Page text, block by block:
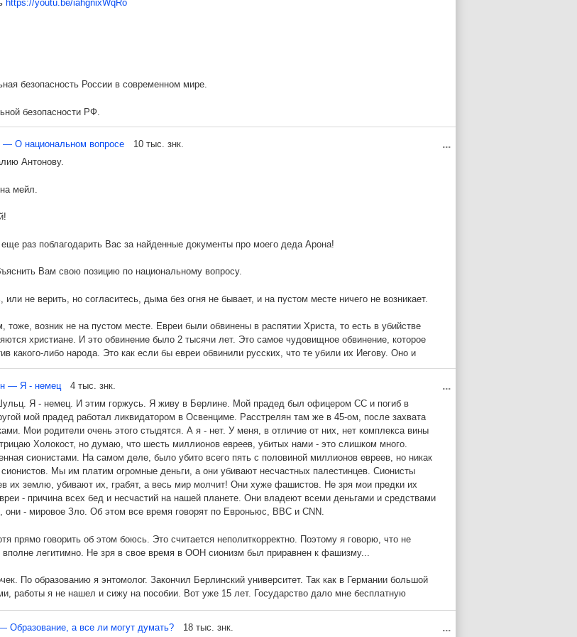
фотонов будет .
фотонов будет .
в эффекте Физо пропорциональны разности скоростей фотонов между скоростью света ,
в относительных величинах
эффекта Физо примет вид:
https://youtu.be/iahgnixWqRo
безопасность России в современном мире.
безопасности РФ.
в Российской Федерации».
в мире.
революциями из-за рубежа.
образования.
образования?
«Бесогон».
Сейчас узнаете.
национальной безопасности РФ является “современное” образование.
с большинством доктрин национальной безопасности РФ? Конкретно одна из очень важных
в России, в основном молодёжь, становятся управляемыми по указке с Запада и в интересах
для потери суверенитета и введение внешнего управления. Как, например, почти все страны в
мира выполняют указания из Вашингтона. Всё это неспроста и не сиюминутно. Причин для
уходит в 1905 год.
— О национальном вопросе 10 тыс. знк. ...
Антонову.
мейл.
раз поблагодарить Вас за найденные документы про моего деда Арона!
Вам свою позицию по национальному вопросу.
не верить, но согласитесь, дыма без огня не бывает, и на пустом месте ничего не возникает.
тоже, возник не на пустом месте. Евреи были обвинены в распятии Христа, то есть в убийстве
христиане. И это обвинение было 2 тысячи лет. Это самое чудовищное обвинение, которое
какого-либо народа. Это как если бы евреи обвинили русских, что те убили их Иегову. Оно и
вскармливать мировой антисемитизм. Плюс к этому, исторически сложившееся мнение о
Да, в Европе христианам было запрещено давать в долг под проценты деньги своим
давать деньги в долг иноверцам - евреям и мусульманам. У евреев тоже запрещено давать
христиане взяли у евреев), но умные евреи эту глупость обошли - они дают в долг деньги,
будто они становятся компаньонами в совместном бизнесе. И это правильно, потому что ни один
без ссуд. А что такое ссуда? Это деньги в рост! Все банковское дело на этом стоит. Не было бы
было бы банков - не было бы бизнеса, торговли, промышленности и все жили бы только
— Я - немец 4 тыс. знк. ...
Я - немец. И этим горжусь. Я живу в Берлине. Мой прадед был офицером СС и погиб в
мой прадед работал ликвидатором в Освенциме. Расстрелян там же в 45-ом, после захвата
Мои родители очень этого стыдятся. А я - нет. У меня, в отличие от них, нет комплекса вины
Холокост, но думаю, что шесть миллионов евреев, убитых нами - это слишком много.
сионистами. На самом деле, было убито всего пять с половиной миллионов евреев, но никак
Мы им платим огромные деньги, а они убивают несчастных палестинцев. Сионисты
их землю, убивают их, грабят, а весь мир молчит! Они хуже фашистов. Не зря мои предки их
- причина всех бед и несчастий на нашей планете. Они владеют всеми деньгами и средствами
они - мировое Зло. Об этом все время говорят по Евроньюс, ВВС и СNN.
прямо говорить об этом боюсь. Это считается неполиткорректно. Поэтому я говорю, что не
легитимно. Не зря в свое время в ООН сионизм был приравнен к фашизму...
По образованию я энтомолог. Закончил Берлинский университет. Так как в Германии большой
работы я не нашел и сижу на пособии. Вот уже 15 лет. Государство дало мне бесплатную
Образование, а все ли могут думать? 18 тыс. знк. ...